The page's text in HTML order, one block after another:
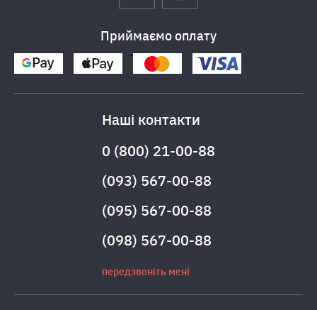
Приймаємо оплату
Наші контакти
0 (800) 21-00-88
(093) 567-00-88
(095) 567-00-88
(098) 567-00-88
передзвоніть мені